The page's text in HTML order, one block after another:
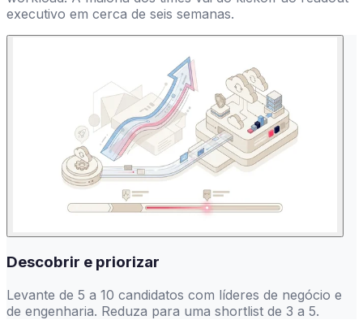
executivo em cerca de seis semanas.
Descobrir e priorizar
Levante de 5 a 10 candidatos com líderes de negócio e
de engenharia. Reduza para uma shortlist de 3 a 5.